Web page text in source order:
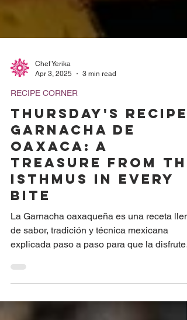
Apr 3, 2025
RECIPE CORNER
THURSDAY'S RECIPE:
Garnacha de
Oaxaca: A
Treasure from
Isthmus in Every
Bite
La Garnacha oaxaqueña es una receta
explicada paso a paso para que la disfrutes
en casa....